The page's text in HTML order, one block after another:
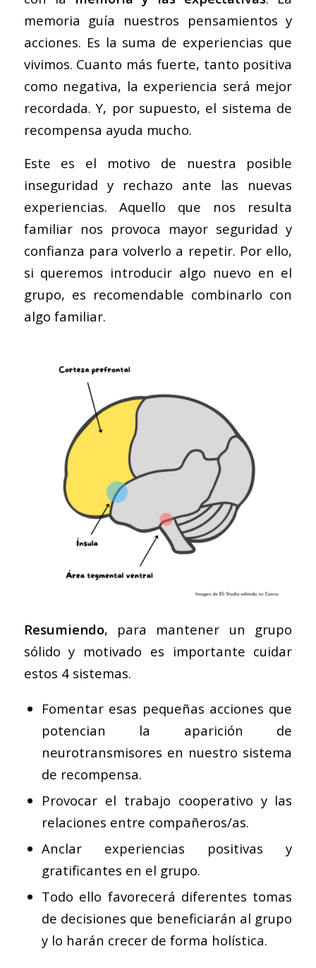
memoria guía nuestros pensamientos y
acciones. Es la suma de experiencias que
vivimos. Cuanto más fuerte, tanto positiva
como negativa, la experiencia será mejor
recordada. Y, por supuesto, el sistema de
recompensa ayuda mucho.
Este es el motivo de nuestra posible
inseguridad y rechazo ante las nuevas
experiencias. Aquello que nos resulta
familiar nos provoca mayor seguridad y
confianza para volverlo a repetir. Por ello,
si queremos introducir algo nuevo en el
grupo, es recomendable combinarlo con
algo familiar.
Resumiendo, para mantener un grupo
sólido y motivado es importante cuidar
estos 4 sistemas.
Fomentar esas pequeñas acciones que
potencian la aparición de
neurotransmisores en nuestro sistema
de recompensa.
Provocar el trabajo cooperativo y las
relaciones entre compañeros/as.
Anclar experiencias positivas y
gratificantes en el grupo.
Todo ello favorecerá diferentes tomas
de decisiones que beneficiarán al grupo
y lo harán crecer de forma holística.